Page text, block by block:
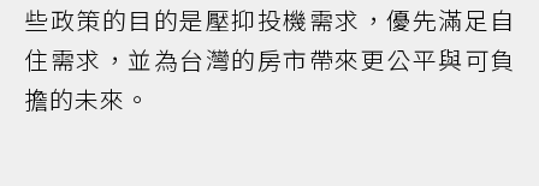
些政策的目的是壓抑投機需求，優先滿足自
住需求，並為台灣的房市帶來更公平與可負
擔的未來。